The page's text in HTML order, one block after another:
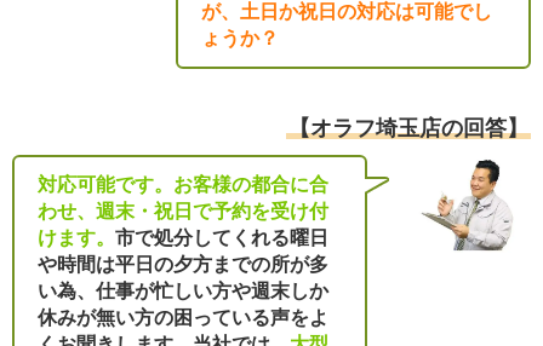
が、土日か祝日の対応は可能でし
ょうか？
【オラフ埼玉店の回答】
対応可能です。お客様の都合に合
わせ、週末・祝日で予約を受け付
けます。 市で処分してくれる曜日
や時間は平日の夕方までの所が多
い為、仕事が忙しい方や週末しか
休みが無い方の困っている声をよ